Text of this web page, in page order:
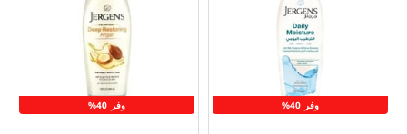
وفر 40% وفر 40%